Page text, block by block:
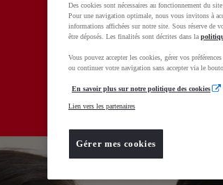
fr/fr?
Des cookies sont nécessaires au fonctionnement du
Pour une navigation optimale, nous vous invitons à
informations affichées sur notre site. Sous réserve de
être déposés. Les finalités sont décrites dans la
Vous pouvez accepter les cookies, gérer vos
ou continuer votre navigation sans accepter via le
En savoir plus sur notre politique des cookies
Lien vers les partenaires
Gérer mes cookies